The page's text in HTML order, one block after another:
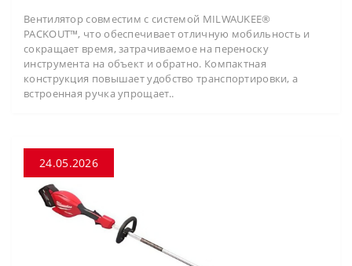
Вентилятор совместим с системой MILWAUKEE®
PACKOUT™, что обеспечивает отличную мобильность и
сокращает время, затрачиваемое на переноску
инструмента на объект и обратно. Компактная
конструкция повышает удобство транспортировки, а
встроенная ручка упрощает..
24.05.2026